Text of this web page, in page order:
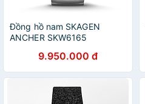
Đồng hồ nam SKAGEN
ANCHER SKW6165
9.950.000 đ